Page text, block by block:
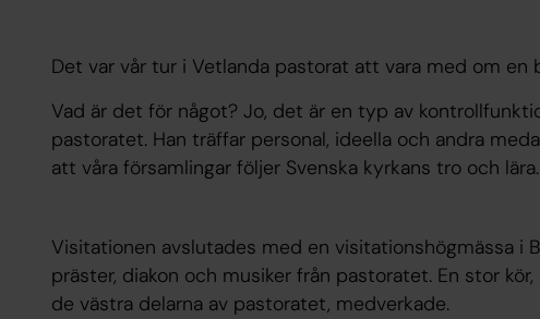
Det var vår tur i Vetlanda pastorat att vara med om en
Vad är det för något? Jo, det är en typ av
pastoratet. Han träffar personal, ideella och andra
att våra församlingar följer Svenska kyrkans tro och lära.
Visitationen avslutades med en visitationshögmässa i
präster, diakon och musiker från pastoratet. En stor
de västra delarna av pastoratet, medverkade.